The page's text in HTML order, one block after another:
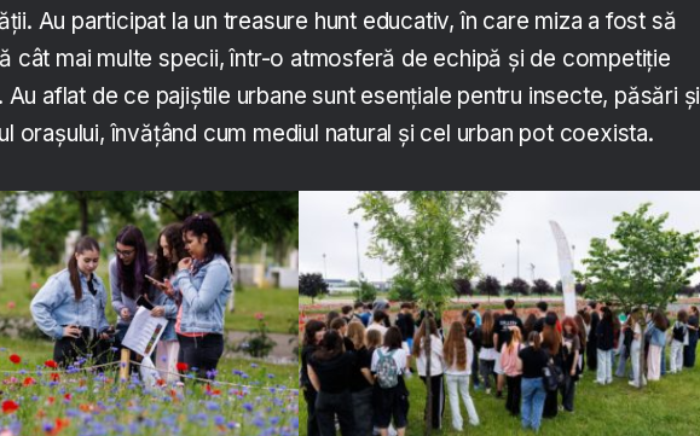
Au participat la un treasure hunt educativ, în care miza a fost să
cât mai multe specii, într-o atmosferă de echipă și de competiție
Au aflat de ce pajiștile urbane sunt esențiale pentru insecte, păsări și
orașului, învățând cum mediul natural și cel urban pot coexista.